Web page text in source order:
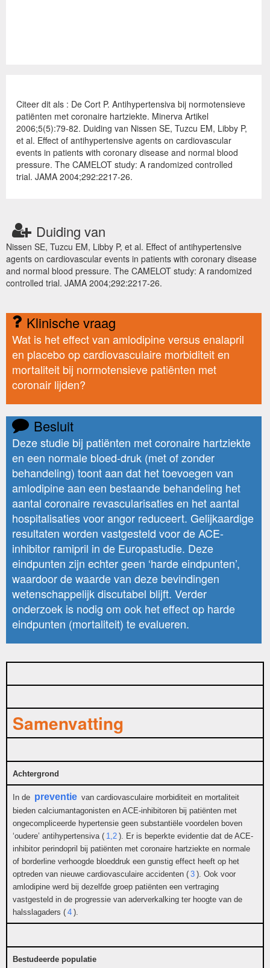
Citeer dit als : De Cort P. Antihypertensiva bij normotensieve
patiënten met coronaire hartziekte. Minerva Artikel
2006;5(5):79-82. Duiding van Nissen SE, Tuzcu EM, Libby P,
et al. Effect of antihypertensive agents on cardiovascular
events in patients with coronary disease and normal blood
pressure. The CAMELOT study: A randomized controlled
trial. JAMA 2004;292:2217-26.
Duiding van
Nissen SE, Tuzcu EM, Libby P, et al. Effect of antihypertensive
agents on cardiovascular events in patients with coronary disease
and normal blood pressure. The CAMELOT study: A randomized
controlled trial. JAMA 2004;292:2217-26.
Klinische vraag
Wat is het effect van amlodipine versus enalapril
en placebo op cardiovasculaire morbiditeit en
mortaliteit bij normotensieve patiënten met
coronair lijden?
Besluit
Deze studie bij patiënten met coronaire hartziekte
en een normale bloed-druk (met of zonder
behandeling) toont aan dat het toevoegen van
amlodipine aan een bestaande behandeling het
aantal coronaire revascularisaties en het aantal
hospitalisaties voor angor reduceert. Gelijkaardige
resultaten worden vastgesteld voor de ACE-
inhibitor ramipril in de Europastudie. Deze
eindpunten zijn echter geen ‘harde eindpunten’,
waardoor de waarde van deze bevindingen
wetenschappelijk discutabel blijft. Verder
onderzoek is nodig om ook het effect op harde
eindpunten (mortaliteit) te evalueren.
Samenvatting
Achtergrond
In de preventie van cardiovasculaire morbiditeit en mortaliteit
bieden calciumantagonisten en ACE-inhibitoren bij patiënten met
ongecompliceerde hypertensie geen substantiële voordelen boven
‘oudere’ antihypertensiva ( 1,2 ). Er is beperkte evidentie dat de ACE-
inhibitor perindopril bij patiënten met coronaire hartziekte en normale
of borderline verhoogde bloeddruk een gunstig effect heeft op het
optreden van nieuwe cardiovasculaire accidenten ( 3 ). Ook voor
amlodipine werd bij dezelfde groep patiënten een vertraging
vastgesteld in de progressie van aderverkalking ter hoogte van de
halsslagaders ( 4 ).
Bestudeerde populatie